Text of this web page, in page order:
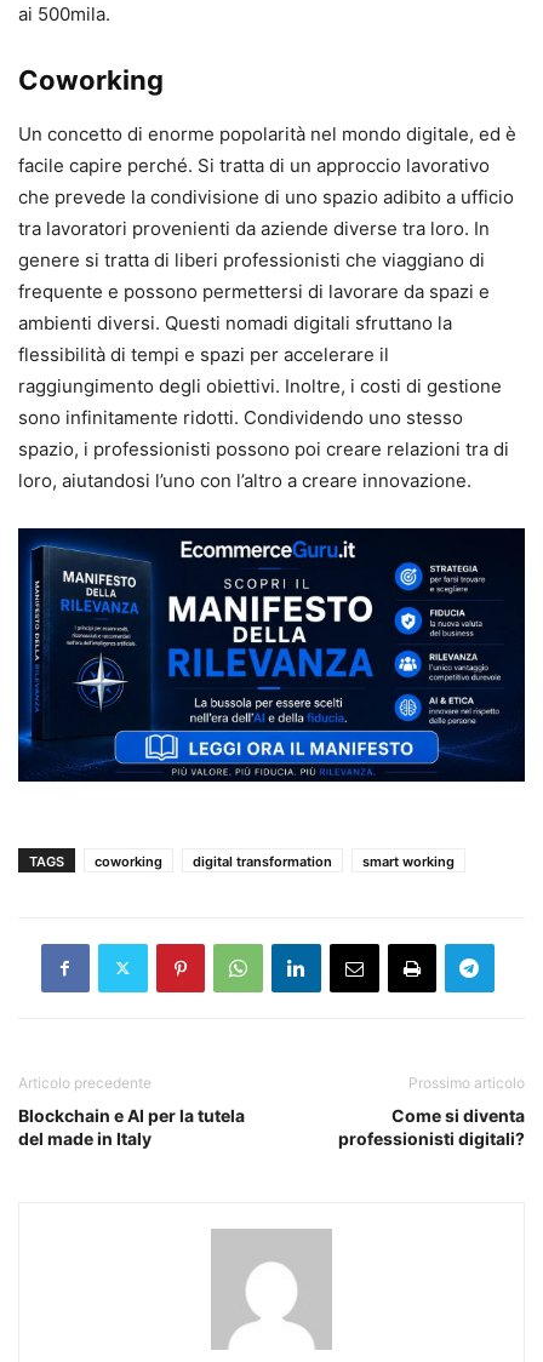
ai 500mila.
Coworking
Un concetto di enorme popolarità nel mondo digitale, ed è
facile capire perché. Si tratta di un approccio lavorativo
che prevede la condivisione di uno spazio adibito a ufficio
tra lavoratori provenienti da aziende diverse tra loro. In
genere si tratta di liberi professionisti che viaggiano di
frequente e possono permettersi di lavorare da spazi e
ambienti diversi. Questi nomadi digitali sfruttano la
flessibilità di tempi e spazi per accelerare il
raggiungimento degli obiettivi. Inoltre, i costi di gestione
sono infinitamente ridotti. Condividendo uno stesso
spazio, i professionisti possono poi creare relazioni tra di
loro, aiutandosi l’uno con l’altro a creare innovazione.
TAGS coworking digital transformation smart working
Articolo precedente
Blockchain e AI per la tutela
del made in Italy
Prossimo articolo
Come si diventa
professionisti digitali?